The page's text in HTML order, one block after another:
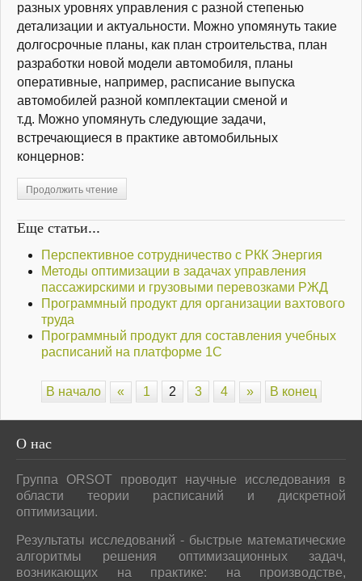
разных уровнях управления с разной степенью
детализации и актуальности. Можно упомянуть такие
долгосрочные планы, как план строительства, план
разработки новой модели автомобиля, планы
оперативные, например, расписание выпуска
автомобилей разной комплектации сменой и
т.д. Можно упомянуть следующие задачи,
встречающиеся в практике автомобильных
концернов:
Продолжить чтение
Еще статьи...
Перспективное сотрудничество с РКК Энергия
Методы оптимизации в задачах управления
пассажирскими и грузовыми перевозками РЖД
Программный продукт для организации вахтового
труда
Программный продукт для составления учебных
расписаний на платформе 1С
В начало « 1 2 3 4 » В конец
О нас
Группа ORSOT проводит научные исследования в
области теории расписаний и дискретной
оптимизации.
Результаты исследований - быстрые математические
алгоритмы решения оптимизационных задач,
возникающих на практике: на производстве,